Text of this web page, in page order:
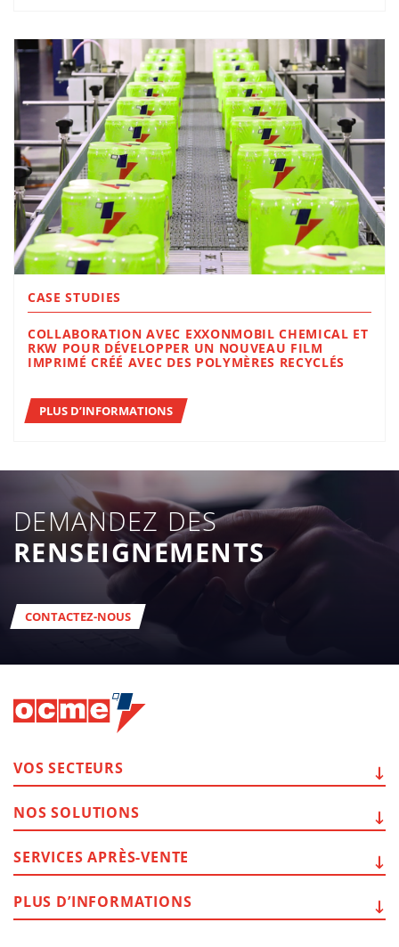
CASE STUDIES
COLLABORATION AVEC EXXONMOBIL CHEMICAL ET
RKW POUR DÉVELOPPER UN NOUVEAU FILM
IMPRIMÉ CRÉÉ AVEC DES POLYMÈRES RECYCLÉS
PLUS D’INFORMATIONS
DEMANDEZ DES
RENSEIGNEMENTS
CONTACTEZ-NOUS
VOS SECTEURS
NOS SOLUTIONS
SERVICES APRÈS-VENTE
PLUS D’INFORMATIONS